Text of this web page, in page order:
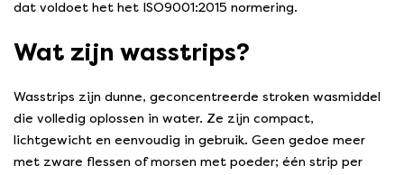
dat voldoet het het ISO9001:2015 normering.
Wat zijn wasstrips?
Wasstrips zijn dunne, geconcentreerde stroken wasmiddel
die volledig oplossen in water. Ze zijn compact,
lichtgewicht en eenvoudig in gebruik. Geen gedoe meer
met zware flessen of morsen met poeder; één strip per